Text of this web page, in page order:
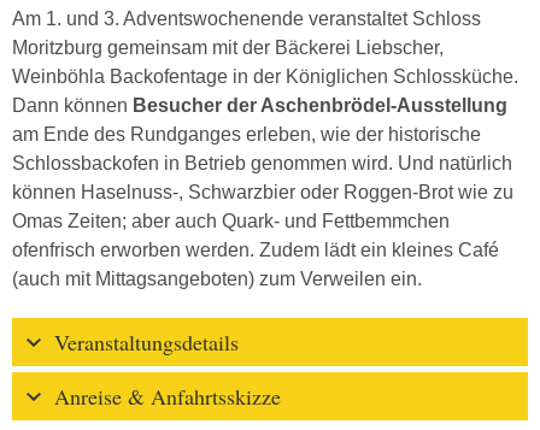
Am 1. und 3. Adventswochenende veranstaltet Schloss
Moritzburg gemeinsam mit der Bäckerei Liebscher,
Weinböhla Backofentage in der Königlichen Schlossküche.
Dann können Besucher der Aschenbrödel-Ausstellung
am Ende des Rundganges erleben, wie der historische
Schlossbackofen in Betrieb genommen wird. Und natürlich
können Haselnuss-, Schwarzbier oder Roggen-Brot wie zu
Omas Zeiten; aber auch Quark- und Fettbemmchen
ofenfrisch erworben werden. Zudem lädt ein kleines Café
(auch mit Mittagsangeboten) zum Verweilen ein.
Veranstaltungsdetails
Anreise & Anfahrtsskizze